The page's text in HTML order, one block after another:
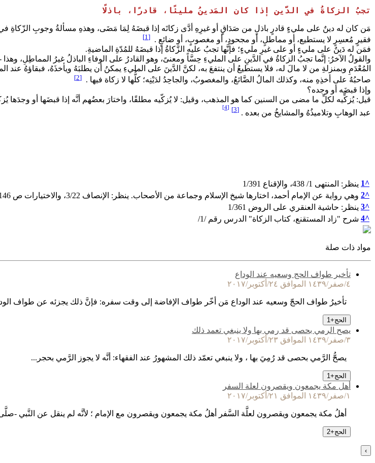
تجبُ الزكاةُ في الدَّين إذا كان المَدينُ مليئًا، قادرًا، باذلًا
مَن كان له دينٌ على مليءٍ قادرٍ باذلٍ من صَدَاقٍ أو غيرِهِ أدَّى زكاتَه إذا قبضَهُ لِمَا مَضَى، وهذهِ مسألةُ وجوبِ الزّكاةِ
فقيرٍ مُعسِرٍ لا يستطيع، أو مماطلٍ، أو مجحودٍ، أو مغصوبٍ، أو ضائعٍ . [1]
فمَن له دَينٌ على مليءٍ أو على غيرِ مليءٍ؛ فإنَّها تجبُ عليه الزَّكاةُ إذا قبضَهُ للمُدّةِ الماضيةِ.
والقولُ الآخرُ: إنَّما تجبُ الزكاةُ في الدَّينِ على المليءِ حِسَّاً ومعنىً، وهو القادرُ على الوفاءِ الباذلُ غيرُ المماطِلِ،
المُعْدَمِ وبمنزلةِ من لا مالَ له، فلا يستطيعُ أن ينتفعَ به، لكنَّ الدَّينَ على المليءِ يمكنُ أن يطلبَهُ ويأخذَهُ، فبقاؤهُ عند
صاحبُهُ على أخذِهِ منه، وكذلك المالُ الضَّائعُ، والمغصوبُ، والجاحِدُ لدَيْنِه؛ كلُّها لا زكاة فيها . [2]
وإذا قبضَه أو وجده؟
قيل: يُزكِّيه لكلِّ ما مضى من السنين كما هو المذهب، وقيل: لا يُزكّيه مطلقًا، واختارَ بعضُهم أنَّه إذا قبضَها أو
عبد الوهابِ وتلاميذُهُ والمشايخُ من بعده . [3]
[4]
^
1 ينظر: المنتهى 1/ 438، والإقناع 1/391
^
2 وهي رواية عن الإمام أحمد، اختارها شيخ الإسلام وجماعة من الأصحاب. ينظر: الإنصاف 3/22، والاختيارات ص 146
^
3 ينظر: حاشية العنقري على الروض 1/361
^
4 شرح "زاد المستقنع، كتاب الزكاة" الدرس رقم /1/
مواد ذات صلة
تأخير طواف الحج وسعيه عند الوداع
٤/صفر/١٤٣٩ الموافق ٢٤/أكتوبر/٢٠١٧
تأخيرُ طواف الحجّ وسعيه عند الوداع مَن أخّر طواف الإفاضة إلى وقت سفره: فإنَّ ذلك يجزئه عن طواف
الحج+
1
يصح الرمي بحصى قد رمي بها ولا ينبغي تعمد ذلك
٣/صفر/١٤٣٩ الموافق ٢٣/أكتوبر/٢٠١٧
يصحُّ الرَّمي بحصى قد رُمِيَ بها ، ولا ينبغي تعمّد ذلك المشهورُ عند الفقهاء: أنَّه لا يجوز الرَّمي بحجر...
الحج+
1
أهل مكة يجمعون ويقصرون لعلة السفر
١/صفر/١٤٣٩ الموافق ٢١/أكتوبر/٢٠١٧
أهلُ مكة يجمعون ويقصرون لعلَّة السَّفر أهلُ مكة يجمعون ويقصرون مع الإمام ؛ لأنَّه لم ينقل عن النَّبي -
الحج+
2
›